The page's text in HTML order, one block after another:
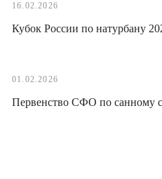
16.02.2026
Кубок России по натурбану
01.02.2026
Первенство СФО по санному